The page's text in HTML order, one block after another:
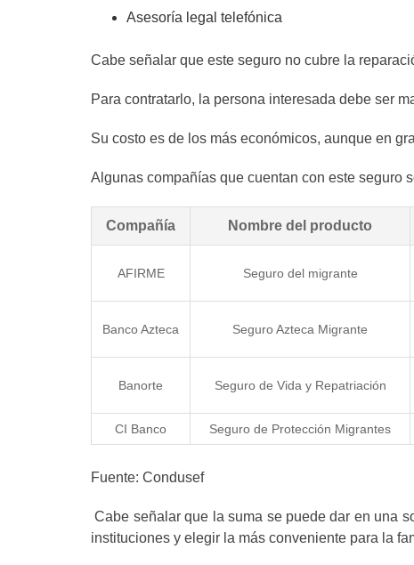
Asesoría legal telefónica
Cabe señalar que este seguro no cubre la
Para contratarlo, la persona interesada debe ser
Su costo es de los más económicos, aunque en
Algunas compañías que cuentan con este seguro
Compañía Nombre del producto
AFIRME Seguro del migrante
Banco Azteca Seguro Azteca Migrante
Banorte Seguro de Vida y Repatriación
CI Banco Seguro de Protección Migrantes
Fuente: Condusef
Cabe señalar que la suma se puede dar en una
instituciones y elegir la más conveniente para la